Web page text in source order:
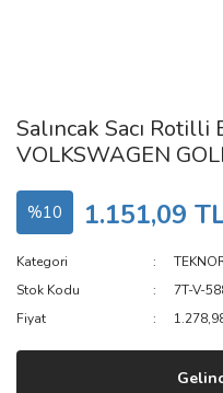
Salıncak Sacı Rotilli
VOLKSWAGEN
%10 1.151,09
Kategori
Stok Kodu
7T-V-
Fiyat